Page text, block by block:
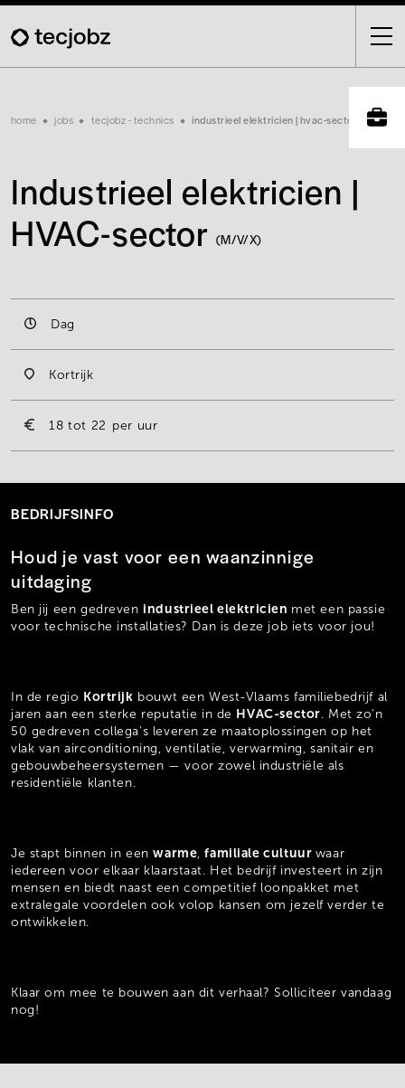
Skip
main
Breadcrumb
home jobs tecjobz - technics industrieel elektricien | hvac-sector
Industrieel elektricien |
HVAC-sector (M/V/X)
Dag
Kortrijk
18 22 per uur
BEDRIJFSINFO
Houd je vast voor een waanzinnige
uitdaging
Ben jij een gedreven industrieel elektricien met een passie
voor technische installaties? Dan is deze job iets voor jou!
In de regio Kortrijk bouwt een West-Vlaams familiebedrijf al
jaren aan een sterke reputatie in de HVAC-sector . Met zo'n
50 gedreven collega's leveren ze maatoplossingen op het
vlak van airconditioning, ventilatie, verwarming, sanitair en
gebouwbeheersystemen — voor zowel industriële als
residentiële klanten.
Je stapt binnen in eenwarme ,familiale cultuur waar
iedereen voor elkaar klaarstaat. Het bedrijf investeert in zijn
mensen en biedt naast een competitief loonpakket met
extralegale voordelen ook volop kansen om jezelf verder te
ontwikkelen.
Klaar om mee te bouwen aan dit verhaal? Solliciteer vandaag
nog!